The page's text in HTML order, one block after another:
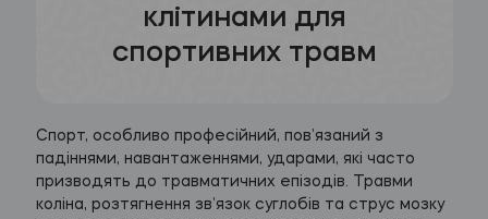
клітинами для
спортивних травм
Спорт, особливо професійний, пов’язаний з
падіннями, навантаженнями, ударами, які часто
призводять до травматичних епізодів. Травми
коліна, розтягнення зв’язок суглобів та струс мозку